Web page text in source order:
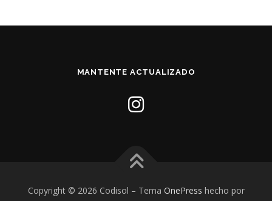
MANTENTE ACTUALIZADO
Copyright © 2026 Codisol – Tema OnePress hecho por